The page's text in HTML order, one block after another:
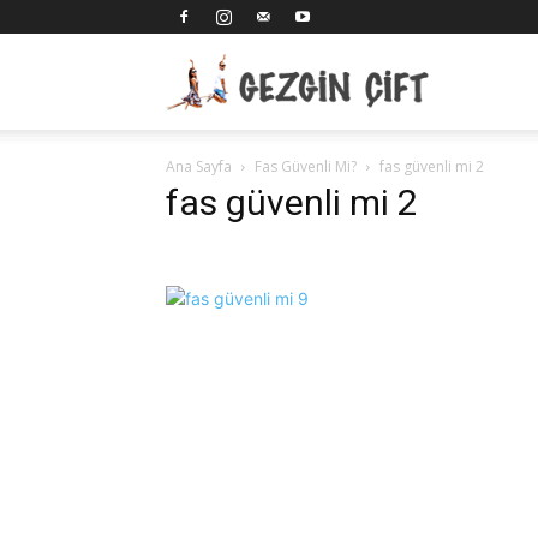
Çift
Ana Sayfa Fas Güvenli Mi? fas güvenli mi 2
fas güvenli mi 2